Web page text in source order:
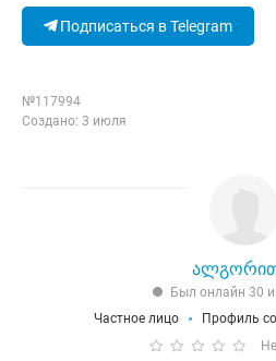
Подписаться в Telegram
№117994
Создано: 3 июля
Был онлайн 30
Частное лицо
Профиль